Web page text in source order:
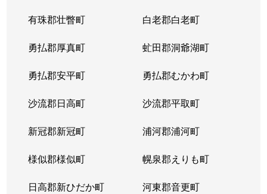
有珠郡壮瞥町 白老郡白老町
勇払郡厚真町 虻田郡洞爺湖町
勇払郡安平町 勇払郡むかわ町
沙流郡日高町 沙流郡平取町
新冠郡新冠町 浦河郡浦河町
様似郡様似町 幌泉郡えりも町
日高郡新ひだか町 河東郡音更町